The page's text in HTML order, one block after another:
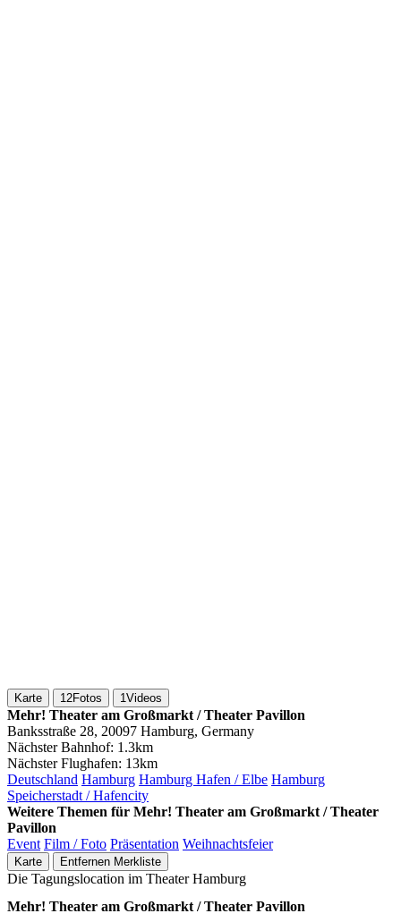
Karte 12Fotos 1Videos
Mehr! Theater am Großmarkt / Theater Pavillon
Banksstraße 28, 20097 Hamburg, Germany
Nächster Bahnhof: 1.3km
Nächster Flughafen: 13km
Deutschland Hamburg Hamburg Hafen / Elbe Hamburg
Speicherstadt / Hafencity
Weitere Themen für Mehr! Theater am Großmarkt / Theater
Pavillon
Event Film / Foto Präsentation Weihnachtsfeier
Karte Entfernen Merkliste
Die Tagungslocation im Theater Hamburg
Mehr! Theater am Großmarkt / Theater Pavillon